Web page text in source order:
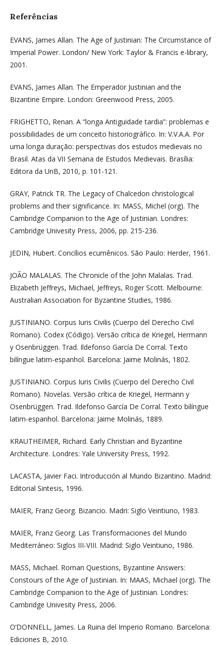
Referências
EVANS, James Allan. The Age of Justinian: The Circumstance of
Imperial Power. London/ New York: Taylor & Francis e-library,
2001.
EVANS, James Allan. The Emperador Justinian and the
Bizantine Empire. London: Greenwood Press, 2005.
FRIGHETTO, Renan. A “longa Antiguidade tardia”: problemas e
possibilidades de um conceito historiográfico. In: V.V.A.A. Por
uma longa duração: perspectivas dos estudos medievais no
Brasil. Atas da VII Semana de Estudos Medievais. Brasília:
Editora da UnB, 2010, p. 101-121.
GRAY, Patrick TR. The Legacy of Chalcedon christological
problems and their significance. In: MASS, Michel (org). The
Cambridge Companion to the Age of Justinian. Londres:
Cambridge Univesity Press, 2006, pp. 215-236.
JEDIN, Hubert. Concílios ecumênicos. São Paulo: Herder, 1961.
JOÃO MALALAS. The Chronicle of the John Malalas. Trad.
Elizabeth Jeffreys, Michael, Jeffreys, Roger Scott. Melbourne:
Australian Association for Byzantine Studies, 1986.
JUSTINIANO. Corpus Iuris Civilis (Cuerpo del Derecho Civil
Romano). Codex (Código). Versão crítica de Kriegel, Hermann
y Osenbrüggen. Trad. Ildefonso García De Corral. Texto
bilíngue latim-espanhol. Barcelona: Jaime Molinás, 1802.
JUSTINIANO. Corpus Iuris Civilis (Cuerpo del Derecho Civil
Romano). Novelas. Versão crítica de Kriegel, Hermann y
Osenbrüggen. Trad. Ildefonso García De Corral. Texto bilíngue
latim-espanhol. Barcelona: Jaime Molinás, 1889.
KRAUTHEIMER, Richard. Early Christian and Byzantine
Architecture. Londres: Yale University Press, 1992.
LACASTA, Javier Faci. Introducción al Mundo Bizantino. Madrid:
Editorial Sintesis, 1996.
MAIER, Franz Georg. Bizancio. Madri: Siglo Veintiuno, 1983.
MAIER, Franz Georg. Las Transformaciones del Mundo
Mediterráneo: Siglos III-VIII. Madrid: Siglo Veintiuno, 1986.
MASS, Michael. Roman Questions, Byzantine Answers:
Constours of the Age of Justinian. In: MAAS, Michael (org). The
Cambridge Companion to the Age of Justinian. Londres:
Cambridge Univesity Press, 2006.
O’DONNELL, James. La Ruina del Imperio Romano. Barcelona:
Ediciones B, 2010.